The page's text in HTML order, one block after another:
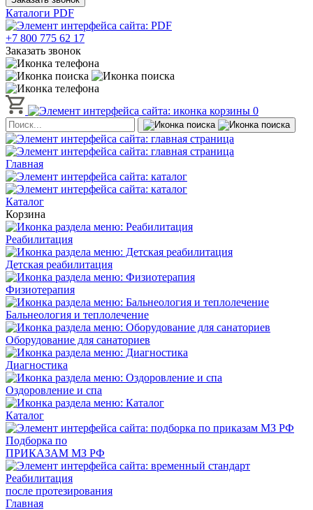
Каталоги PDF
+7 800 775 62 17
Заказать звонок
0
Главная
Каталог
Корзина
Реабилитация
Детская реабилитация
Физиотерапия
Бальнеология и теплолечение
Оборудование для санаториев
Диагностика
Оздоровление и спа
Каталог
Подборка по
ПРИКАЗАМ МЗ РФ
Реабилитация
после протезирования
Главная